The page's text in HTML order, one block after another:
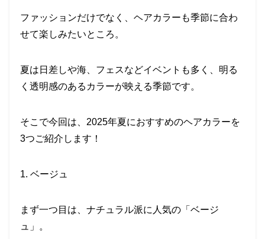
ファッションだけでなく、ヘアカラーも季節に合わ
せて楽しみたいところ。
夏は日差しや海、フェスなどイベントも多く、明る
く透明感のあるカラーが映える季節です。
そこで今回は、2025年夏におすすめのヘアカラーを
3つご紹介します！
1. ベージュ
まず一つ目は、ナチュラル派に人気の「ベージ
ュ」。